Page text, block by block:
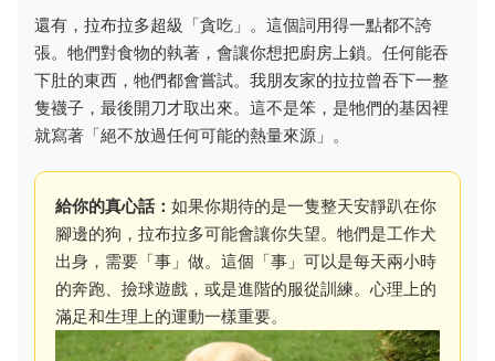
還有，拉布拉多超級「貪吃」。這個詞用得一點都不誇
張。牠們對食物的執著，會讓你想把廚房上鎖。任何能吞
下肚的東西，牠們都會嘗試。我朋友家的拉拉曾吞下一整
隻襪子，最後開刀才取出來。這不是笨，是牠們的基因裡
就寫著「絕不放過任何可能的熱量來源」。
給你的真心話： 如果你期待的是一隻整天安靜趴在你
腳邊的狗，拉布拉多可能會讓你失望。牠們是工作犬
出身，需要「事」做。這個「事」可以是每天兩小時
的奔跑、撿球遊戲，或是進階的服從訓練。心理上的
滿足和生理上的運動一樣重要。